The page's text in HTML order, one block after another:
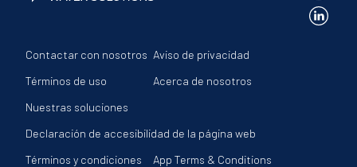
Contactar con nosotros Aviso de privacidad
Términos de uso
Acerca de nosotros
Nuestras soluciones
Declaración de accesibilidad de la página web
Términos y condiciones
App Terms & Conditions